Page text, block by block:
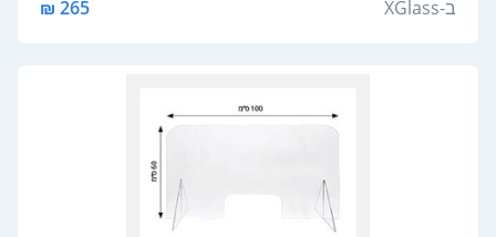
ב-XGlass
265 ₪